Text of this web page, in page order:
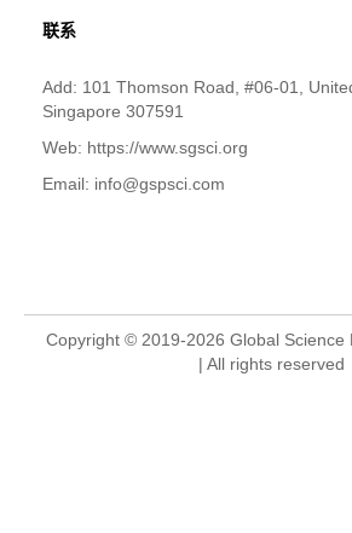
联系
Add: 101 Thomson Road, #06-01,
Singapore 307591
Web: https://www.sgsci.org
Email: info@gspsci.com
Copyright © 2019-2026 Global Science
| All rights reserved